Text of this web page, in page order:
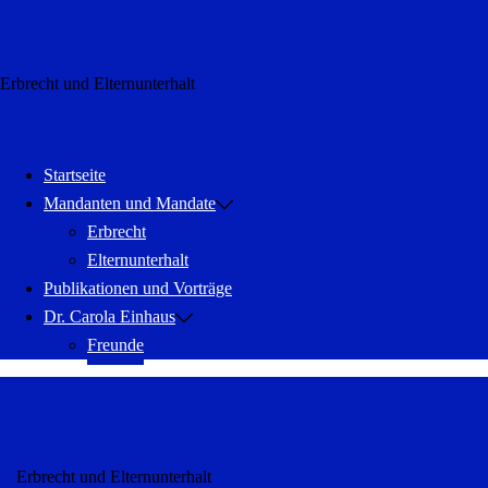
Erbrecht und Elternunterhalt
Startseite
Mandanten und Mandate
Erbrecht
Elternunterhalt
Publikationen und Vorträge
Dr. Carola Einhaus
Freunde
Erbrecht und Elternunterhalt